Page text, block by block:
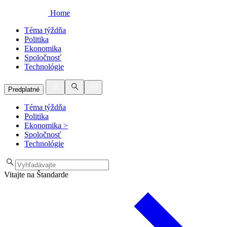
Home
Téma týždňa
Politika
Ekonomika
Spoločnosť
Technológie
Predplatné
Téma týždňa
Politika
Ekonomika >
Spoločnosť
Technológie
Vitajte na Štandarde